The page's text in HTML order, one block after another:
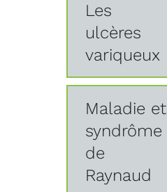
Les
ulcères
variqueux
Maladie et
syndrôme
de
Raynaud